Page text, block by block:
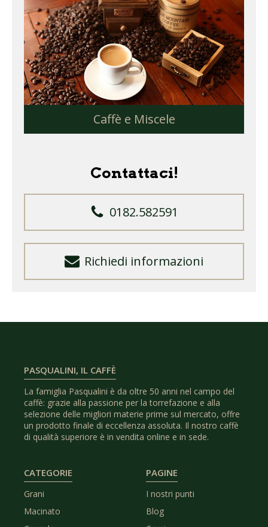
Caffè e Miscele
Contattaci!
0182.582591
Richiedi informazioni
PASQUALINI, IL CAFFÈ
La famiglia Pasqualini è da oltre 50 anni nel campo del
caffè: grazie alla passione per la torrefazione e alla
selezione delle migliori materie prime sul mercato, offre
un prodotto finale di eccellenza assoluta. Il nostro caffè
di qualità superiore è in vendita online e in sede.
CATEGORIE
Grani
Macinato
PAGINE
I nostri punti
Blog